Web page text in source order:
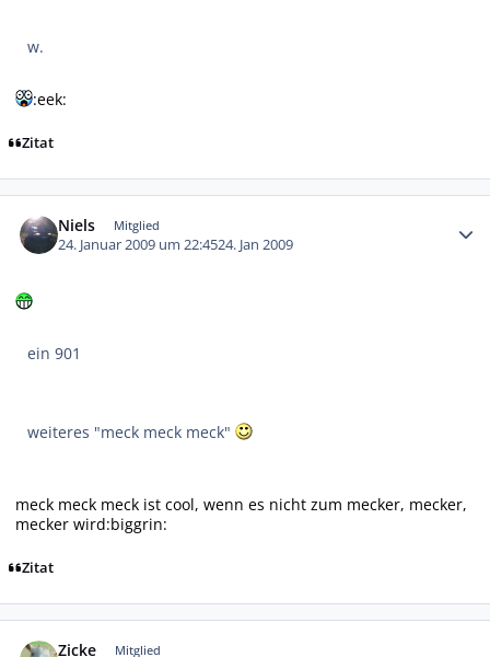
w.
:eek:
Zitat
Niels Mitglied
24. Januar 2009 um 22:4524. Jan 2009
ein 901
weiteres "meck meck meck"
meck meck meck ist cool, wenn es nicht zum mecker, mecker,
mecker wird:biggrin:
Zitat
Zicke Mitglied